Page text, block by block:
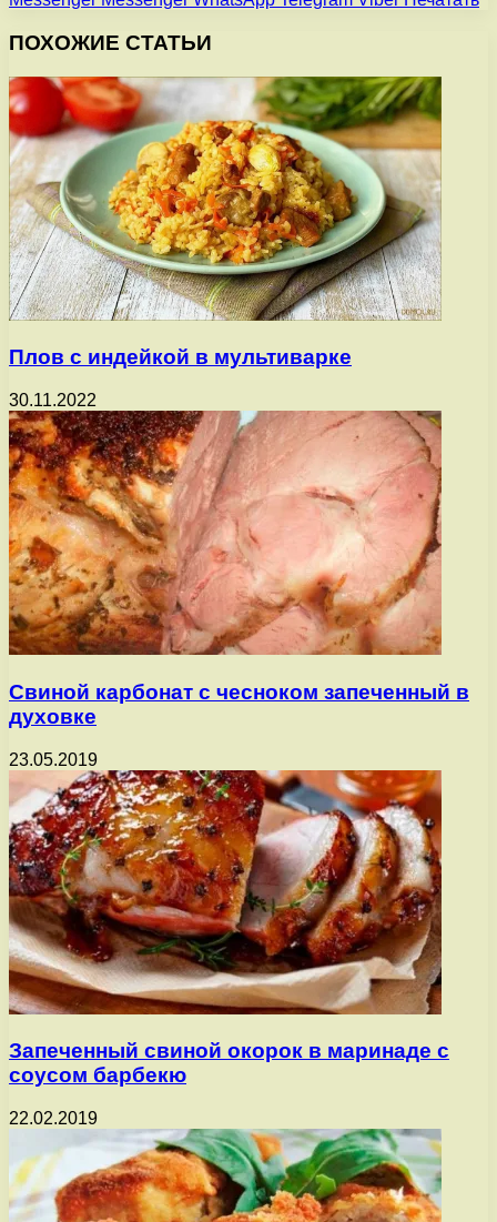
ПОХОЖИЕ СТАТЬИ
Плов с индейкой в мультиварке
30.11.2022
Свиной карбонат с чесноком запеченный в
духовке
23.05.2019
Запеченный свиной окорок в маринаде с
соусом барбекю
22.02.2019